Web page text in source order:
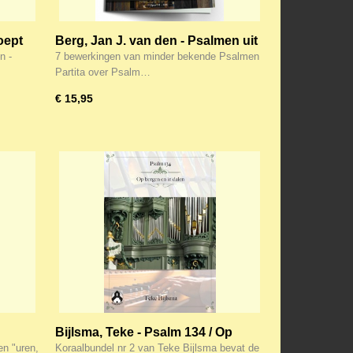
-
Berg, Jan J. van den - Psalmen uit
Delft
7 bewerkingen van minder bekende Psalmen
Partita over Psalm…
€ 15,95
"uren,
Bijlsma, Teke - Psalm 134 / Op
Bergen en in dalen -
Koraalbundel nr 2 van Teke Bijlsma bevat de